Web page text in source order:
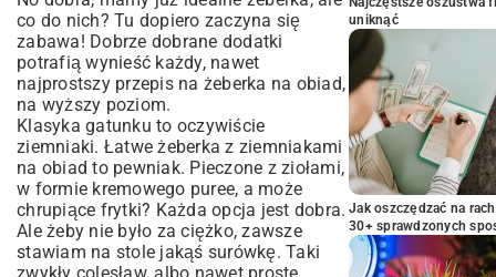
co do nich? Tu dopiero zaczyna się
zabawa! Dobrze dobrane dodatki
potrafią wynieść każdy, nawet
najprostszy przepis na żeberka na obiad,
na wyższy poziom.
Klasyka gatunku to oczywiście
ziemniaki. Łatwe żeberka z ziemniakami
na obiad to pewniak. Pieczone z ziołami,
w formie kremowego puree, a może
chrupiące frytki? Każda opcja jest dobra.
Ale żeby nie było za ciężko, zawsze
stawiam na stole jakąś surówkę. Taki
uniknąć
Jak oszczędzać na
30+ sprawdzonych